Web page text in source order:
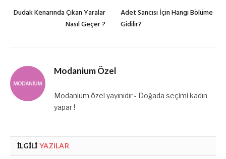
Dudak Kenarında Çıkan Yaralar
Nasıl Geçer ?
Adet Sancısı İçin Hangi Bölüme
Gidilir?
Modanium Özel
Modanium özel yayınıdır - Doğada seçimi kadın
yapar !
İLGILI YAZILAR